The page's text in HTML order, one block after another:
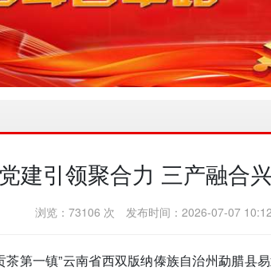
党建引领聚合力 三产融合
浏览：73106 次 发布时间：2026-07-07 10:12
茶第一镇”云南省西双版纳傣族自治州勐腊县